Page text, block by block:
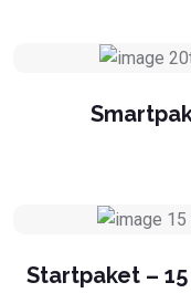
Startpaket –